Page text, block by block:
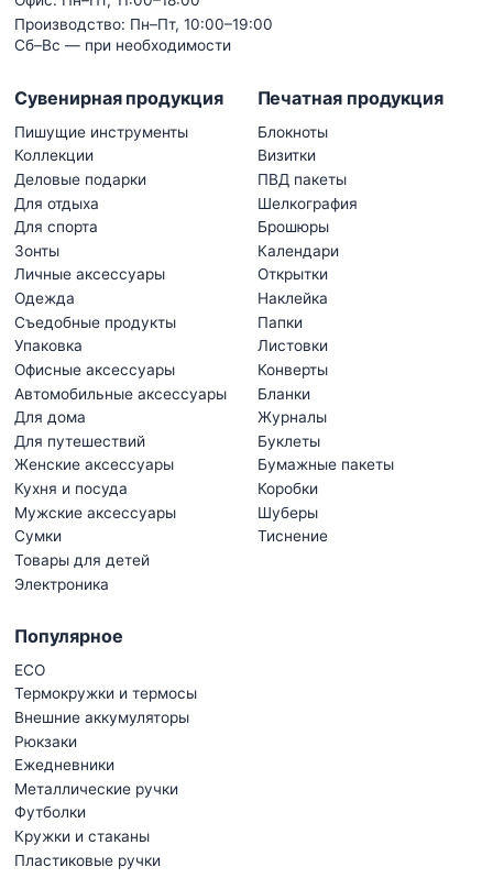
Производство: Пн–Пт, 10:00–19:00
Сб–Вс — при необходимости
Сувенирная продукция
Пишущие инструменты
Коллекции
Деловые подарки
Для отдыха
Для спорта
Зонты
Личные аксессуары
Одежда
Съедобные продукты
Упаковка
Офисные аксессуары
Автомобильные аксессуары
Для дома
Для путешествий
Женские аксессуары
Кухня и посуда
Мужские аксессуары
Сумки
Товары для детей
Электроника
Печатная продукция
Блокноты
Визитки
ПВД пакеты
Шелкография
Брошюры
Календари
Открытки
Наклейка
Папки
Листовки
Конверты
Бланки
Журналы
Буклеты
Бумажные пакеты
Коробки
Шуберы
Тиснение
Популярное
ECO
Термокружки и термосы
Внешние аккумуляторы
Рюкзаки
Ежедневники
Металлические ручки
Футболки
Кружки и стаканы
Пластиковые ручки